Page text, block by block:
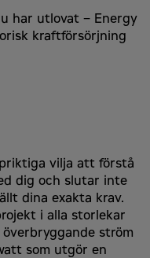
har utlovat – Energy
kraftförsörjning
vilja att förstå
dig och slutar inte
dina exakta krav.
i alla storlekar
ström
som utgör en